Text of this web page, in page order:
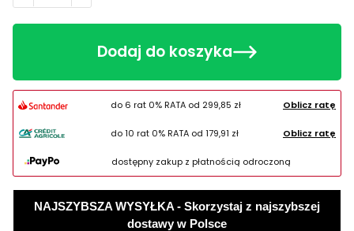
Dodaj do koszyka
do 6 rat 0% RATA od 299,85 zł Oblicz ratę
do 10 rat 0% RATA od 179,91 zł Oblicz ratę
dostępny zakup z płatnością odroczoną
NAJSZYBSZA WYSYŁKA - Skorzystaj z najszybszej
dostawy w Polsce